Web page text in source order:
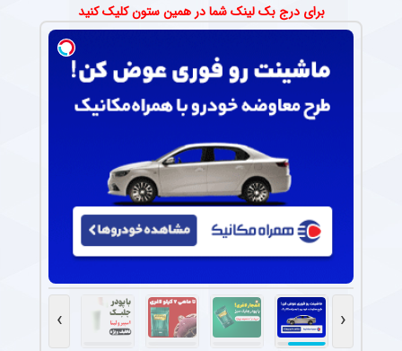
برای درج بک لینک شما در همین ستون کلیک کنید
‹
›